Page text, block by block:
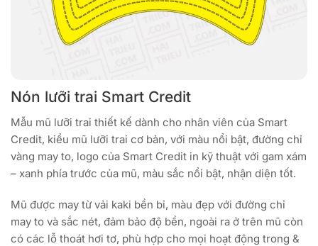
Nón lưỡi trai Smart Credit
Mẫu mũ lưỡi trai thiết kế dành cho nhân viên của Smart
Credit, kiểu mũ lưỡi trai cơ bản, với màu nổi bật, đường chỉ
vàng may to, logo của Smart Credit in kỹ thuật với gam xám
– xanh phía trước của mũ, màu sắc nổi bật, nhận diện tốt.
Mũ được may từ vải kaki bền bỉ, màu đẹp với đường chỉ
may to và sắc nét, đảm bảo độ bền, ngoài ra ở trên mũ còn
có các lỗ thoát hơi tơ, phù hợp cho mọi hoạt động trong &